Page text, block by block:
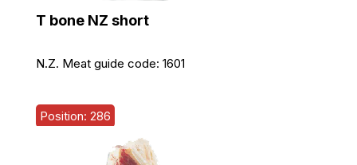
T bone NZ short
N.Z. Meat guide code: 1601
Position: 286